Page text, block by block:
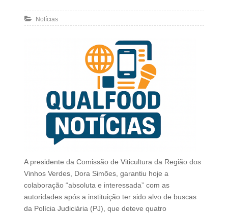
Notícias
A presidente da Comissão de Viticultura da Região dos
Vinhos Verdes, Dora Simões, garantiu hoje a
colaboração “absoluta e interessada” com as
autoridades após a instituição ter sido alvo de buscas
da Polícia Judiciária (PJ), que deteve quatro